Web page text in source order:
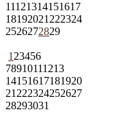
11121314151617
18192021 222324
2526272829
1 23456
78910111213
14151617181920
21 222324252627
28293031